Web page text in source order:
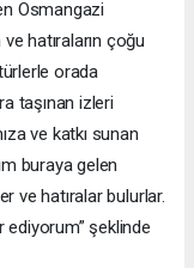
Osmangazi
hatıraların çoğu
orada
taşınan izleri
ve katkı sunan
buraya gelen
ve hatıralar bulurlar.
şeklinde